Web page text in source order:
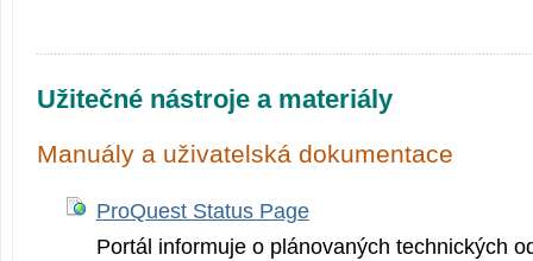
Užitečné nástroje a materiály
Manuály a uživatelská dokumentace
ProQuest Status Page
Portál informuje o plánovaných technických